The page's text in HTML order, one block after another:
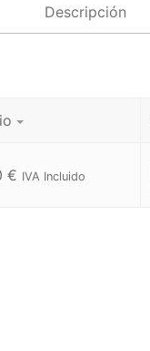
Descripción
€ IVA Incluido